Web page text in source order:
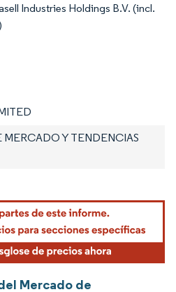
Industries Holdings B.V. (incl.
MERCADO Y TENDENCIAS
Mercado de